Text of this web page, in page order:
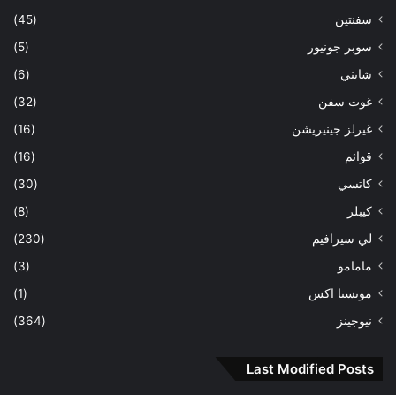
سفنتين
(45)
سوبر جونيور
(5)
شايني
(6)
غوت سفن
(32)
غيرلز جينيريشن
(16)
قوائم
(16)
كاتسي
(30)
كيبلر
(8)
لي سيرافيم
(230)
مامامو
(3)
مونستا اكس
(1)
نيوجينز
(364)
Last Modified Posts